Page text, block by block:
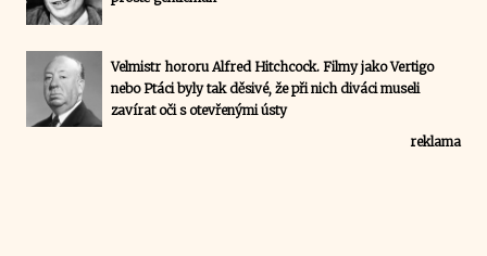
Velmistr hororu Alfred Hitchcock. Filmy jako Vertigo
nebo Ptáci byly tak děsivé, že při nich diváci museli
zavírat oči s otevřenými ústy
reklama